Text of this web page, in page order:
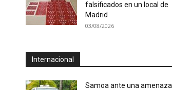
falsificados en un local de
Madrid
03/08/2026
Internacional
Samoa ante una amenaza